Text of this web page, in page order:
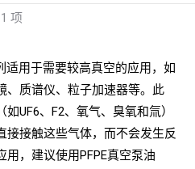
项
适用于需要较高真空的应用，如
、质谱仪、粒子加速器等。此
UF6、F2、氧气、臭氧和氚）
接接触这些气体，而不会发生反
，建议使用PFPE真空泵油